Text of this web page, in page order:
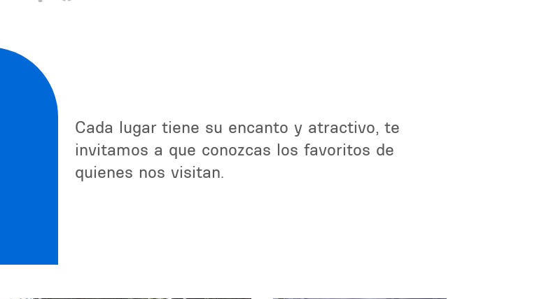
Cada lugar tiene su encanto y atractivo, te
invitamos a que conozcas los favoritos de
quienes nos visitan.